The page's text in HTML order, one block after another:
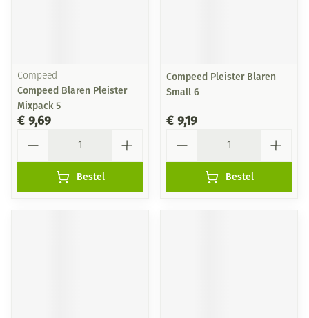
Compeed
Compeed Blaren Pleister
Mixpack 5
€ 9,69
Bestel
Compeed Pleister Blaren
Small 6
€ 9,19
Bestel